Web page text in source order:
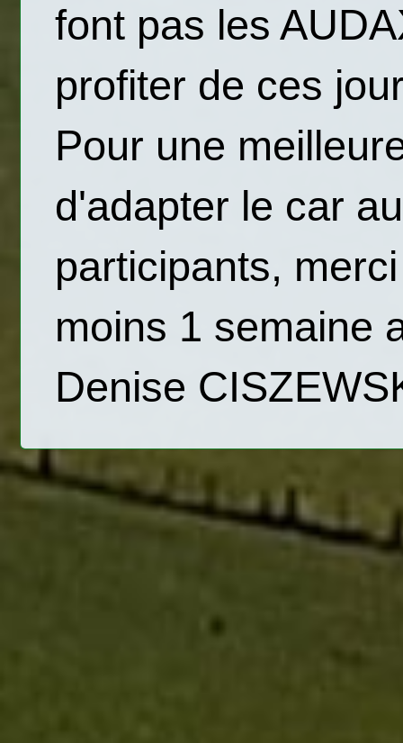
font pas les
profiter de ces
Pour une
d'adapter le car
participants,
moins 1 semaine
Denise